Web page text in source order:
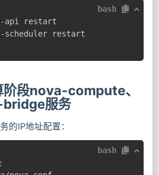
bash
阶段nova-compute、
服务
的IP地址配置：
bash